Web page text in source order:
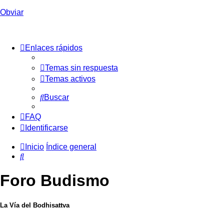
Obviar
Enlaces rápidos
Temas sin respuesta
Temas activos
Buscar
FAQ
Identificarse
Inicio Índice general
Buscar
Foro Budismo
La Vía del Bodhisattva